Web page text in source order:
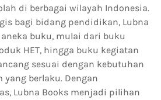
di berbagai wilayah Indonesia.
bagi bidang pendidikan, Lubna
buku, mulai dari buku
HET, hingga buku kegiatan
sesuai dengan kebutuhan
berlaku. Dengan
Lubna Books menjadi pilihan